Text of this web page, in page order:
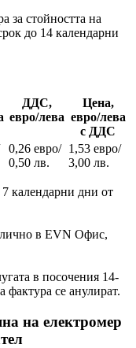
за стойността на
до 14 календарни
ДДС,
евро/лева
Цена,
евро/лева
с ДДС
0,26 евро/
0,50 лв.
1,53 евро/
3,00 лв.
календарни дни от
в EVN Офис,
в посочения 14-
фактура се анулират.
на електромер